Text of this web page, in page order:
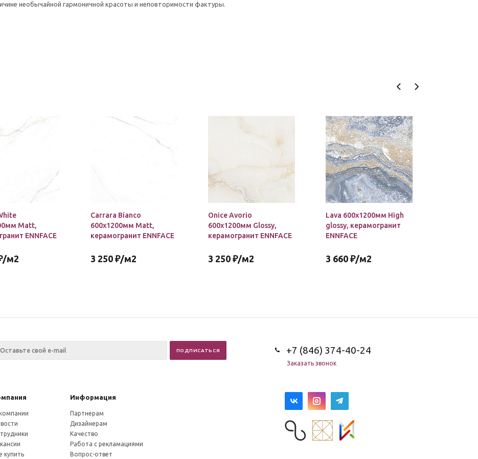
необычайной гармоничной красоты и неповторимости фактуры.
Matt,
ENNFACE
/м2
Carrara Bianco
600х1200мм Matt,
керамогранит ENNFACE
3 250 ₽/м2
Onice Avorio
600х1200мм Glossy,
керамогранит ENNFACE
3 250 ₽/м2
Lava 600х1200мм High
glossy, керамогранит
ENNFACE
3 660 ₽/м2
+7 (846) 374-40-24
Заказать звонок
Информация
купить
Партнерам
Дизайнерам
Качество
Работа с рекламациями
Вопрос-ответ